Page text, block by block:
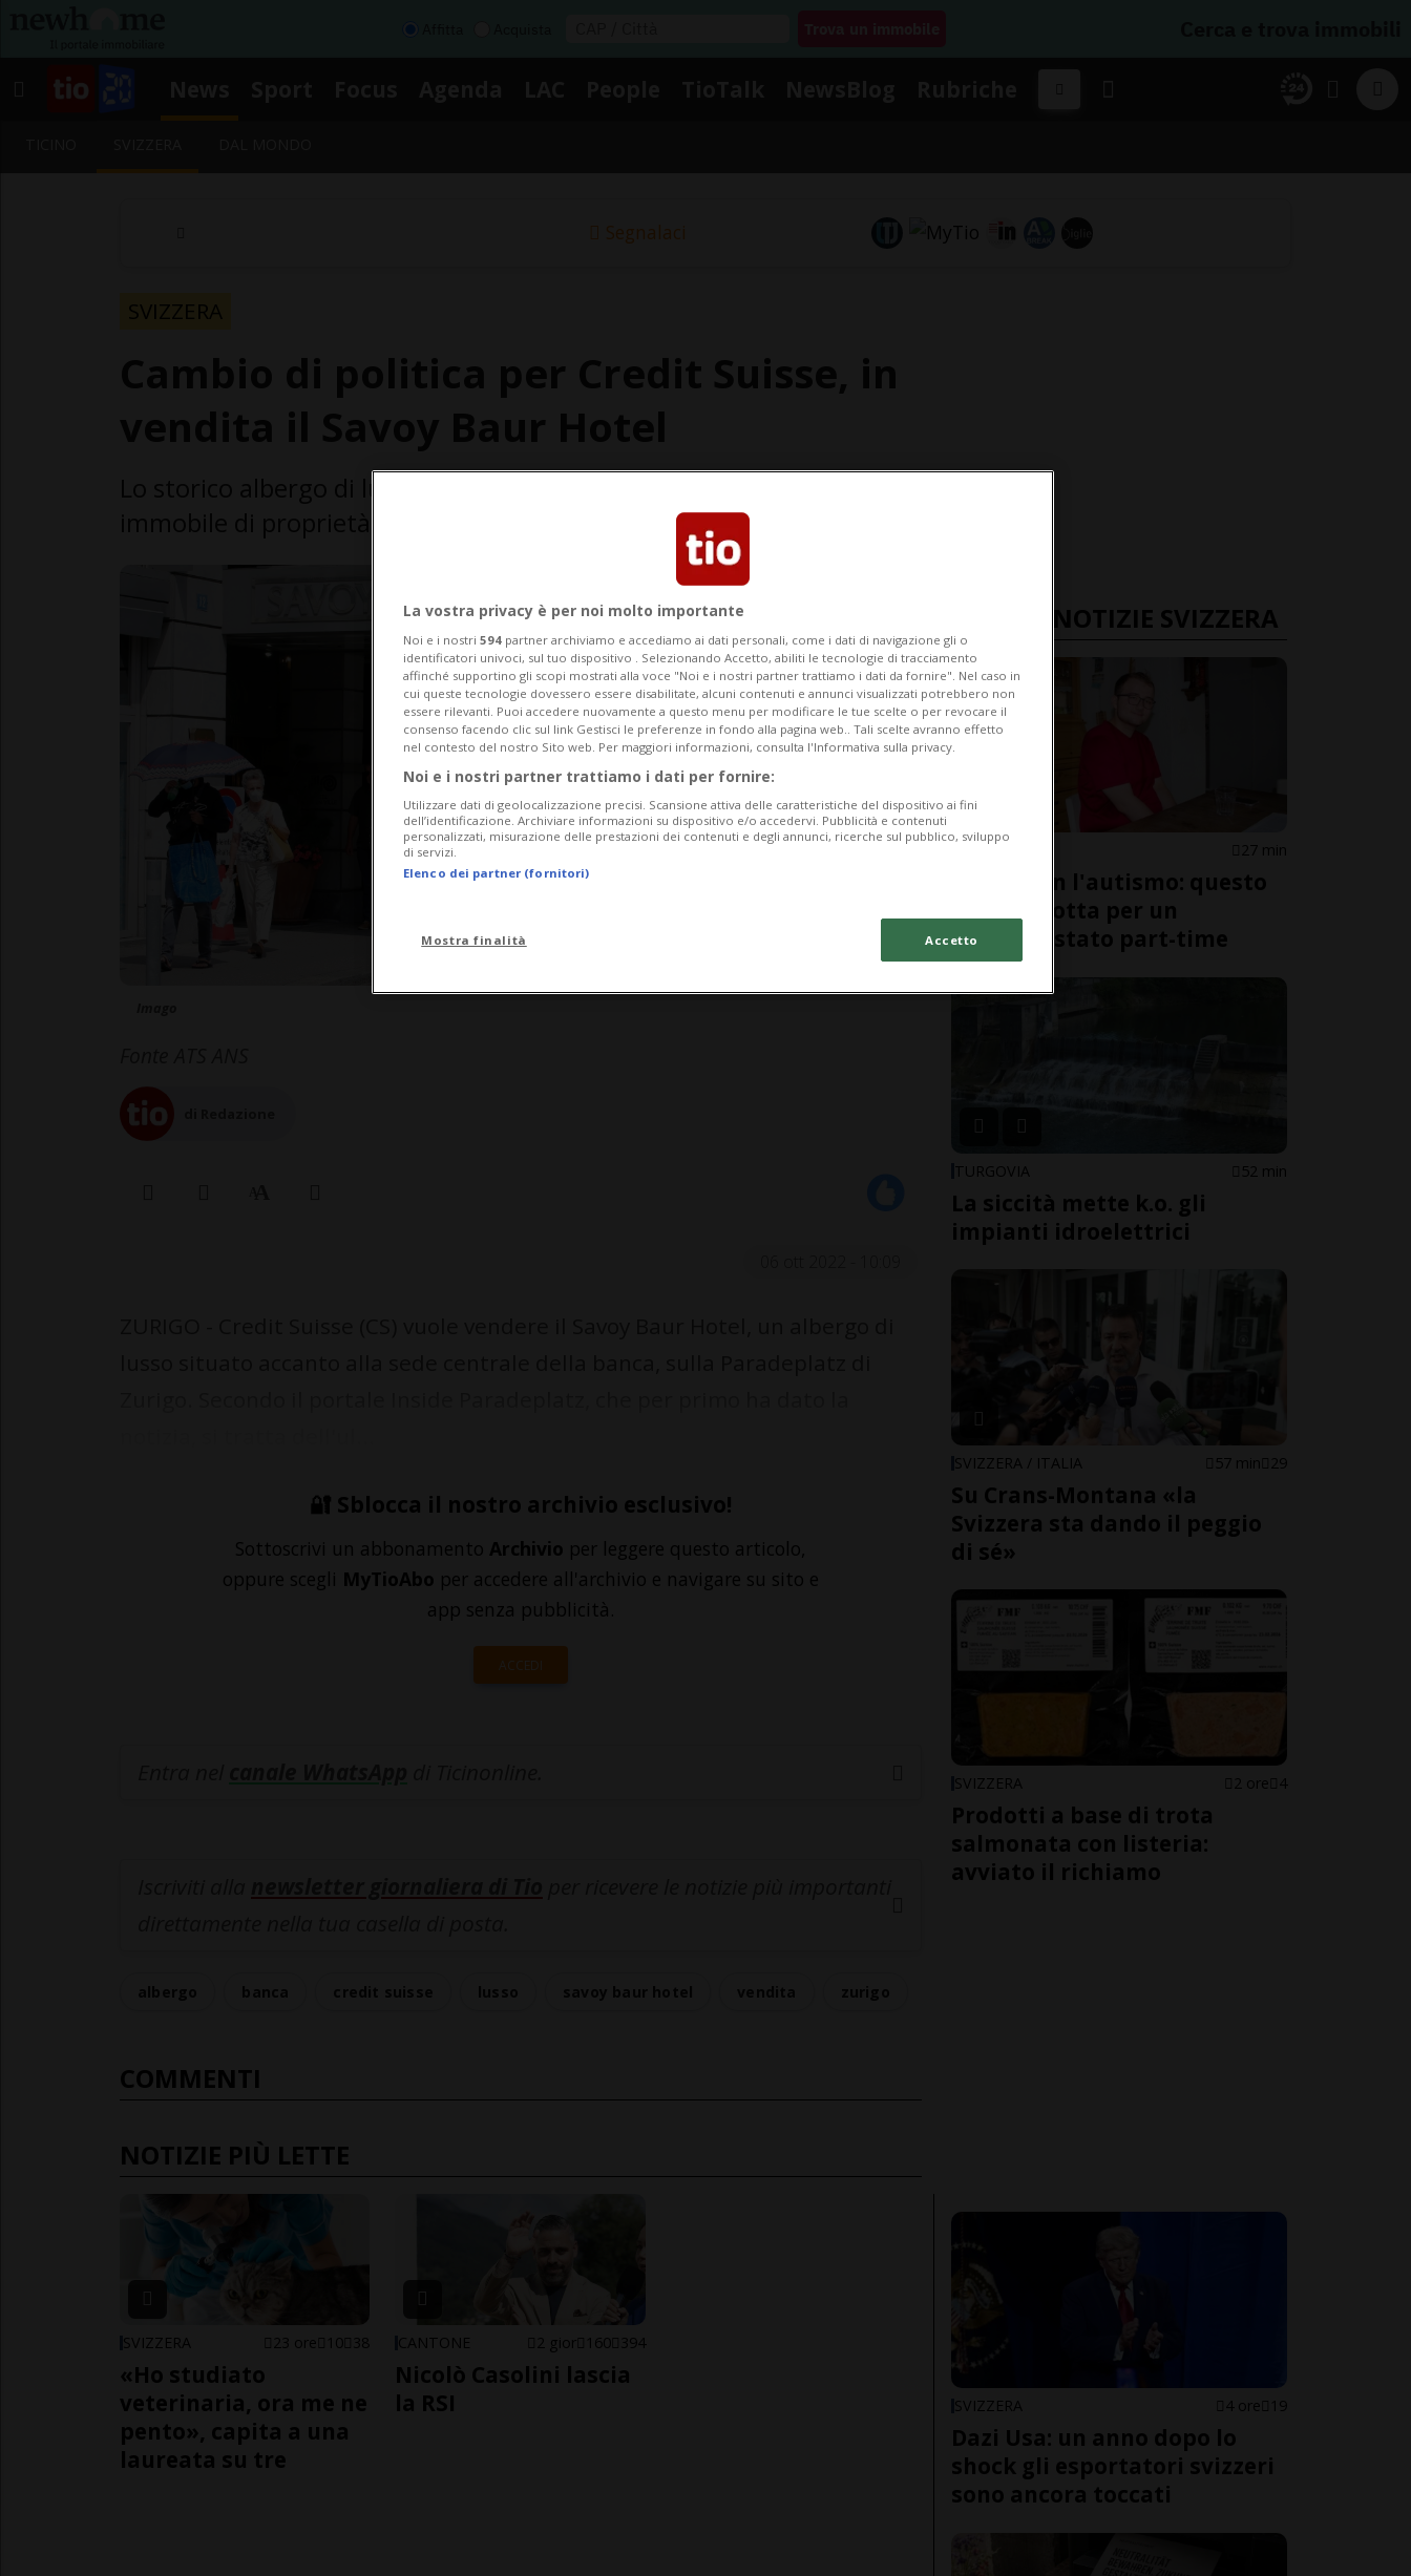
Segnalaci
SVIZZERA
🔐 Sblocca il nostro archivio esclusivo!
Sottoscrivi un abbonamento Archivio per leggere questo articolo,
oppure scegli MyTioAbo per accedere all'archivio e navigare su sito e
app senza pubblicità.
ACCEDI
COMMENTI
NOTIZIE PIÙ LETTE
SVIZZERA 23 ore 10 38
«Ho studiato
veterinaria, ora me ne
pento», capita a una
laureata su tre
CANTONE 2 gior 160 394
Nicolò Casolini lascia
la RSI
ULTIME NOTIZIE SVIZZERA
SVIZZERA 27 min
Vivere con l'autismo: questo
giovane lotta per un
apprendistato part-time
TURGOVIA 52 min
La siccità mette k.o. gli
impianti idroelettrici
SVIZZERA / ITALIA 57 min 29
Su Crans-Montana «la
Svizzera sta dando il peggio
di sé»
SVIZZERA 2 ore 4
Prodotti a base di trota
salmonata con listeria:
avviato il richiamo
SVIZZERA 4 ore 19
Dazi Usa: un anno dopo lo
shock gli esportatori svizzeri
sono ancora toccati
La vostra privacy è per noi molto importante
Noi e i nostri 594 partner archiviamo e accediamo ai dati personali, come i dati di navigazione gli o
identificatori univoci, sul tuo dispositivo . Selezionando Accetto, abiliti le tecnologie di tracciamento
affinché supportino gli scopi mostrati alla voce "Noi e i nostri partner trattiamo i dati da fornire". Nel caso in
cui queste tecnologie dovessero essere disabilitate, alcuni contenuti e annunci visualizzati potrebbero non
essere rilevanti. Puoi accedere nuovamente a questo menu per modificare le tue scelte o per revocare il
consenso facendo clic sul link Gestisci le preferenze in fondo alla pagina web.. Tali scelte avranno effetto
nel contesto del nostro Sito web. Per maggiori informazioni, consulta l'Informativa sulla privacy.
Noi e i nostri partner trattiamo i dati per fornire:
Utilizzare dati di geolocalizzazione precisi. Scansione attiva delle caratteristiche del dispositivo ai fini
dell’identificazione. Archiviare informazioni su dispositivo e/o accedervi. Pubblicità e contenuti
personalizzati, misurazione delle prestazioni dei contenuti e degli annunci, ricerche sul pubblico, sviluppo
di servizi.
Elenco dei partner (fornitori)
Mostra finalità Accetto